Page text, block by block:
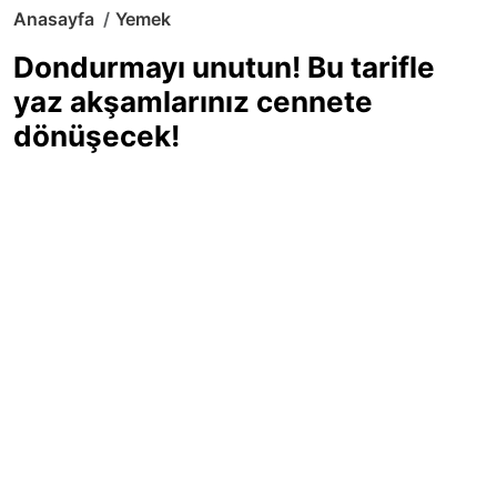
Anasayfa Yemek
Dondurmayı unutun! Bu tarifle
yaz akşamlarınız cennete
dönüşecek!